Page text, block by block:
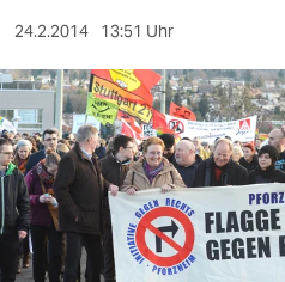
sport
berlin
nord
wahrheit
24.2.2014 13:51 Uhr